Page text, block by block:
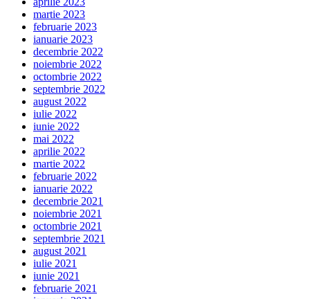
martie 2023
februarie 2023
ianuarie 2023
decembrie 2022
noiembrie 2022
octombrie 2022
septembrie 2022
august 2022
iulie 2022
iunie 2022
mai 2022
aprilie 2022
martie 2022
februarie 2022
ianuarie 2022
decembrie 2021
noiembrie 2021
octombrie 2021
septembrie 2021
august 2021
iulie 2021
iunie 2021
februarie 2021